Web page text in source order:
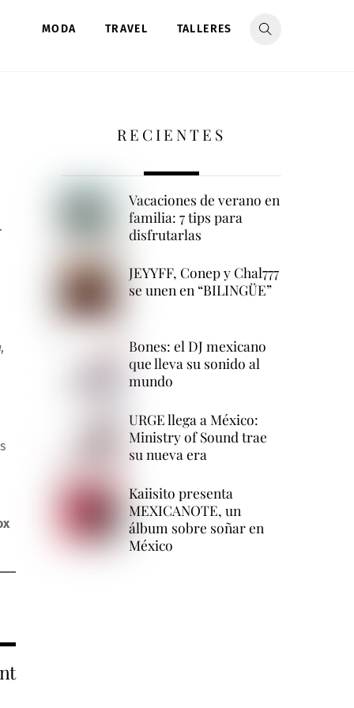
MODA TRAVEL TALLERES
,
RECIENTES
Vacaciones de verano en
familia: 7 tips para
disfrutarlas
JEYYFF, Conep y Chal777
se unen en “BILINGÜE”
Bones: el DJ mexicano
que lleva su sonido al
mundo
URGE llega a México:
Ministry of Sound trae
su nueva era
Kaiisito presenta
MEXICANOTE, un
álbum sobre soñar en
México